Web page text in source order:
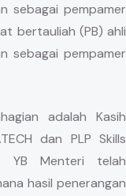
sebagai pempamer
bertauliah (PB) ahli
sebagai pempamer
adalah Kasih
dan PLP Skills
YB Menteri telah
hasil penerangan